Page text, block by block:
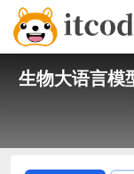
生物大语言